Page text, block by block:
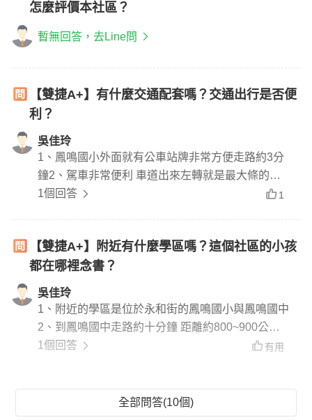
怎麼評價本社區？
暫無回答，去Line問
【雙捷A+】有什麼交通配套嗎？交通出行是否便
利？
吳佳玲
1、鳳鳴國小外面就有公車站牌非常方便走路約3分
鐘2、駕車非常便利 車道出來左轉就是最大條的鶯
歌路 鶯歌路路非常寬敞 可以直接上國道
1個回答 1
【雙捷A+】附近有什麼學區嗎？這個社區的小孩
都在哪裡念書？
吳佳玲
1、附近的學區是位於永和街的鳳鳴國小與鳳鳴國中
2、到鳳鳴國中走路約十分鐘 距離約800~900公尺
3、本社區的小朋友 學區應該都是在鳳鳴國中鳳鳴
1個回答 有用
全部問答(10個)